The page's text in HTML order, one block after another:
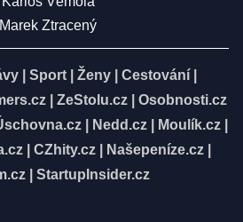
Marek Ztracený
Sport Ženy Cestování
ZeStolu.cz
Osobnosti.cz
| Nedd.cz| Moulík.cz|
CZhity.cz Našepeníze.cz
StartupInsider.cz